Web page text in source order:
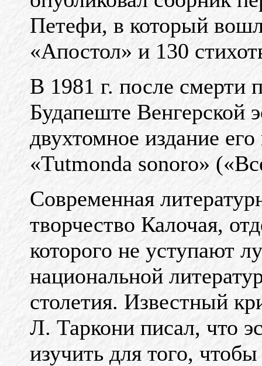
Петефи, в который
«Апостол» и 130
В 1981 г. после смерти
Будапеште Венгерской
двухтомное издание
«Tutmonda sonoro»
Современная
творчество Калочая,
которого не уступают
национальной
столетия. Известный
Л. Таркони писал, что
изучить для того,